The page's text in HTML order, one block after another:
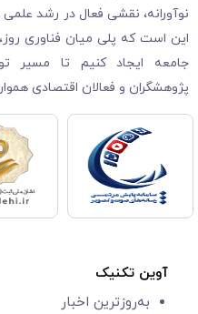
نوآورانه، نقشی فعال در رشد
این است که پلی میان فناوری
جامعه ایجاد کنیم تا مسیر
پژوهشگران و فعالان اقتصادی
آوین تکنیک
به‌روزترین اخبار